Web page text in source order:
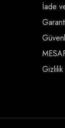
İade
Gizlilik